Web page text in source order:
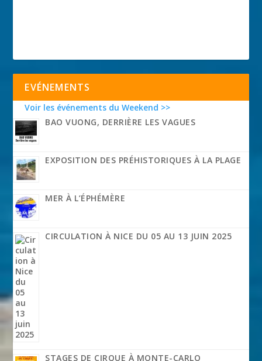
EVÉNEMENTS
Voir les événements du Weekend >>
BAO VUONG, DERRIÈRE LES VAGUES
EXPOSITION DES PRÉHISTORIQUES À LA PLAGE
MER À L’ÉPHÉMÈRE
CIRCULATION À NICE DU 05 AU 13 JUIN 2025
STAGES DE CIRQUE À MONTE-CARLO